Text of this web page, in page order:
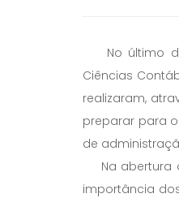
No último
Ciências
realizaram,
preparar para
de
Na abertura o
importância